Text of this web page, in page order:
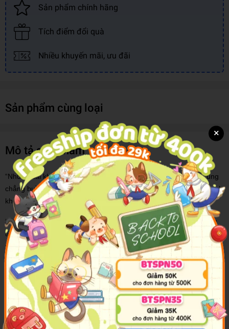
Sản phẩm chính hãng
Tích điểm đổi quà
Nhiều khuyến mãi, ưu đãi
Sản phẩm cùng loại
Mô tả sản phẩm
“Những cái khác thì tôi cũng có, nhưng phần nhiều chắc anh cũng
chẳng buồn để mắt tới đâu, chỉ có một chút chân tâm ấy... Nếu anh
không chịu nhận, thì đành thôi vậy.”
“Tôi nhận. Tôi nhận lấy rồi, cả đời này của cậu, sinh sinh tử tử, tử
tử sinh sinh, tôi cũng sẽ không buông tay lần nữa. Kể cả là một
ngày nào đó, cậu thấy nhàm rồi, chán ghét rồi, muốn bỏ đi rồi, tôi
cũng tuyệt đối không buông cậu ra đâu, dẫu có phải siết, cũng nhất
quyết siết cậu chết trong vòng tay tôi.”
Thông tin tác giả
Priestlà một trong những tác giả cấp "đại thần" của Tấn Giang.
Mỗi một tác phẩm của cô đều được đầu tư công sức nghiên cứu
×